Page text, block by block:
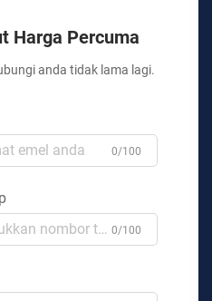
Harga Percuma
anda tidak lama lagi.
0/100
0/100